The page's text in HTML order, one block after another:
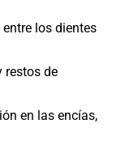
los dientes
restos de
en las encías,